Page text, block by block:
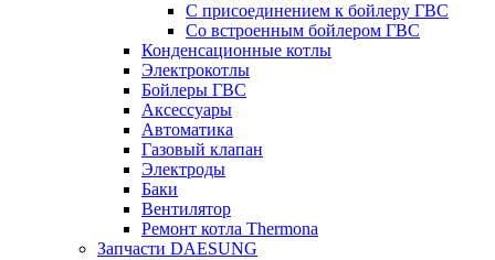
С присоединением к бойлеру ГВС
Со встроенным бойлером ГВС
Конденсационные котлы
Электрокотлы
Бойлеры ГВС
Аксессуары
Автоматика
Газовый клапан
Электроды
Баки
Вентилятор
Ремонт котла Thermona
Запчасти DAESUNG